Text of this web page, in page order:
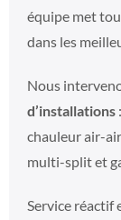
équipe met
dans les
Nous
d’installations
chauleur air-
multi-split et
Service réactif